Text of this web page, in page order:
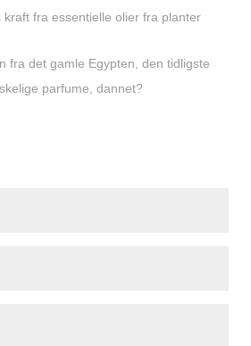
fra essentielle olier fra planter
fra det gamle Egypten, den tidligste
parfume, dannet?